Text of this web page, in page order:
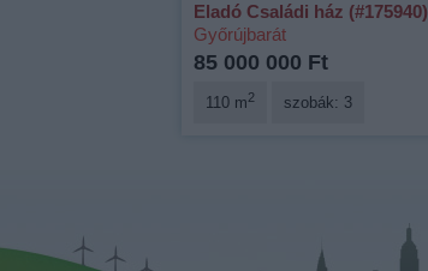
Eladó Családi ház (#175940)
Győrújbarát
85 000 000 Ft
110 m2 szobák: 3